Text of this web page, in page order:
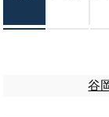
谷